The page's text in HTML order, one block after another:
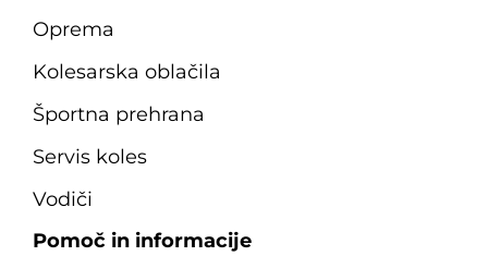
Oprema
Kolesarska oblačila
Športna prehrana
Servis koles
Vodiči
Pomoč in informacije